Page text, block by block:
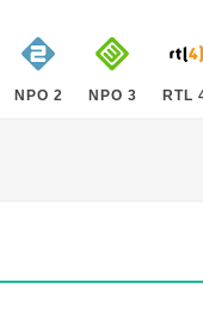
NPO 2 NPO 3 RTL